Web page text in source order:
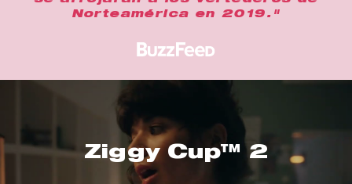
Norteamérica en 2019."
Ziggy Cup™ 2